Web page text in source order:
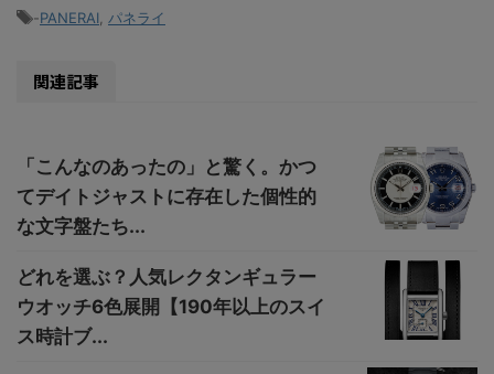
-PANERAI パネライ
関連記事
「こんなのあったの」と驚く。かつ
てデイトジャストに存在した個性的
な文字盤たち...
どれを選ぶ？人気レクタンギュラー
ウオッチ6色展開【190年以上のスイ
ス時計ブ...